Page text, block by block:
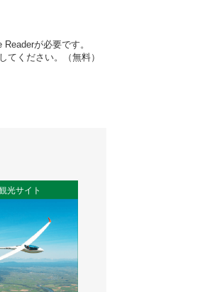
が必要です。
てください。（無料）
光サイト